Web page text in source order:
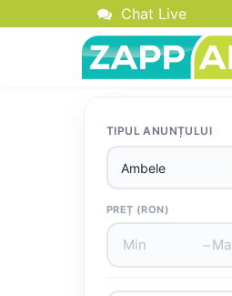
Chat Live
TIPUL ANUNȚULUI
PREȚ (RON)
–